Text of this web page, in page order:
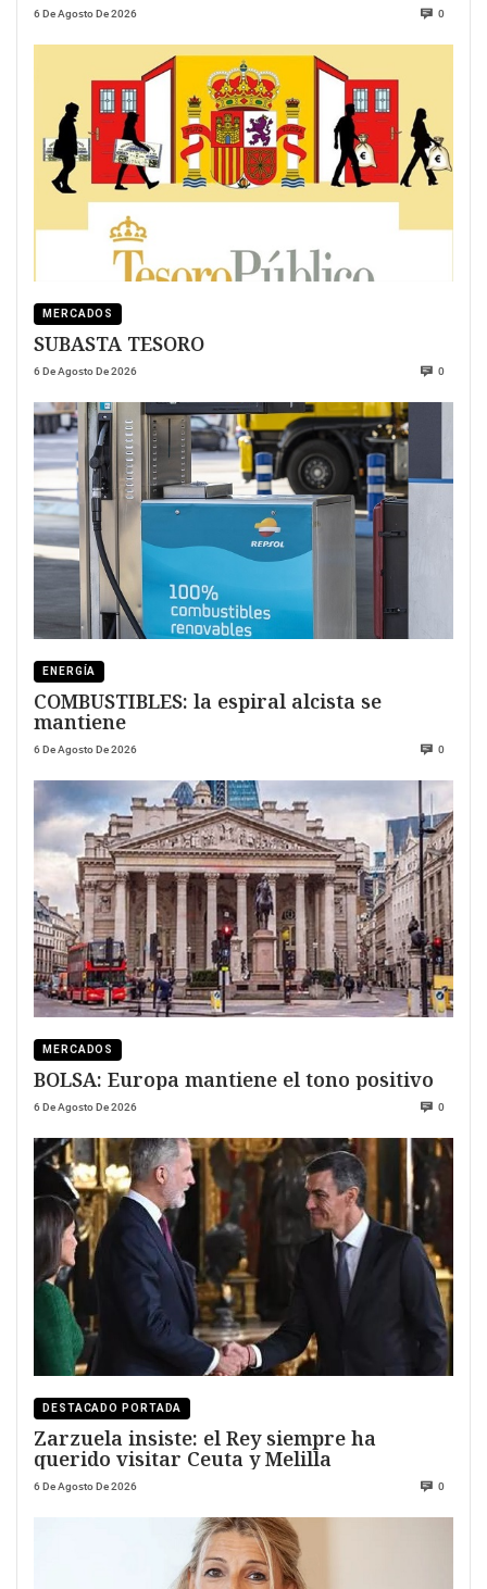
6 De Agosto De 2026 0
MERCADOS
SUBASTA TESORO
6 De Agosto De 2026 0
ENERGÍA
COMBUSTIBLES: la espiral alcista se
mantiene
6 De Agosto De 2026 0
MERCADOS
BOLSA: Europa mantiene el tono positivo
6 De Agosto De 2026 0
DESTACADO PORTADA
Zarzuela insiste: el Rey siempre ha
querido visitar Ceuta y Melilla
6 De Agosto De 2026 0